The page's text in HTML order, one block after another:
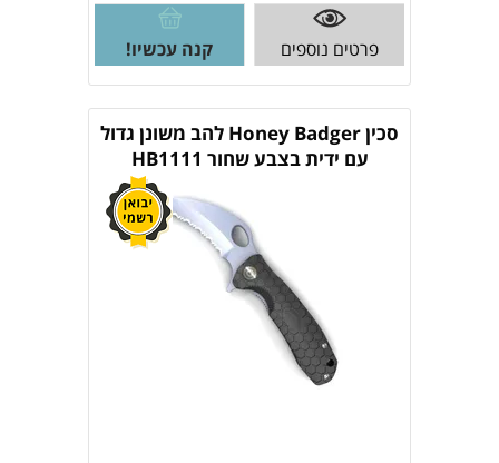
פרטים נוספים קנה עכשיו!
סכין Honey Badger להב משונן גדול
עם ידית בצבע שחור HB1111